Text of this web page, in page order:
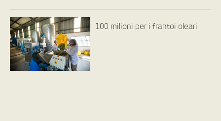
100 milioni per i frantoi oleari